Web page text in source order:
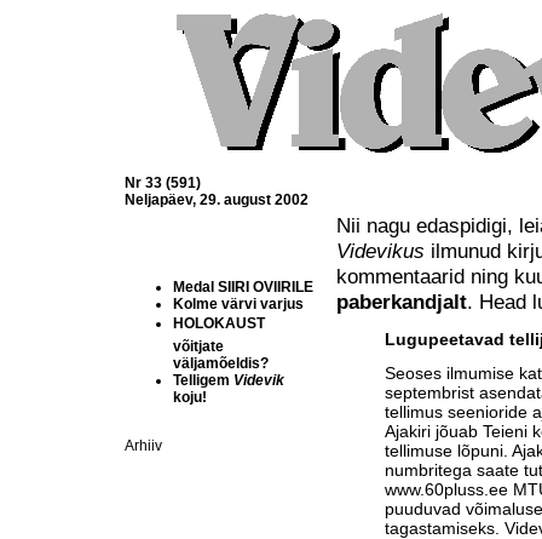
Nr 33 (591)
Neljapäev, 29. august 2002
Medal SIIRI OVIIRILE
Kolme värvi varjus
HOLOKAUST 
võitjate
väljamõeldis?
Telligem Videvik
koju!
Arhiiv
Nii nagu edaspidigi,
Videvikus ilmunud
kommentaarid ning
paberkandjalt. Head
Lugupeetavad
Seoses ilmumise
septembrist
tellimus seenioride
Ajakiri jõuab Teieni
tellimuse lõpuni.
numbritega saate
www.60pluss.ee
puuduvad
tagastamiseks.